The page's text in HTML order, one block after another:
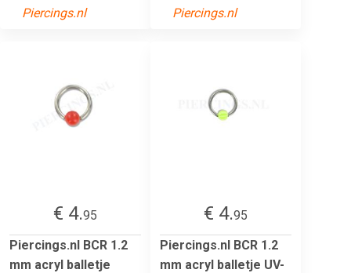
Piercings.nl
Piercings.nl
€ 4.95
Piercings.nl BCR 1.2
mm acryl balletje
€ 4.95
Piercings.nl BCR 1.2
mm acryl balletje UV-